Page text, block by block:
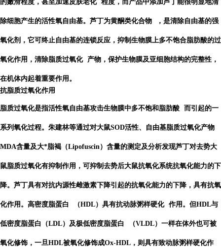
的嫩滑程度，甚至加速皮肤老化 程度，而产品中添加芦丁能很明显地清
除细胞产生的活性氧自由基。芦丁为黄酮类化合物 ，是清除自由基的强
氧化剂，它可终止自由基的连锁反应，抑制生物膜上多不饱合脂肪酸的过
氧化作用，清除脂质过氧化 产物，保护生物膜及亚细胞结构的完整性，
在机体内起着重要作用。
抗脂质过氧化作用
脂质过氧化是指活性氧自由基攻击生物膜中多不饱和脂肪酸 而引起的一
系列氧化过程。朱建林等通过对大鼠SOD活性、自由基脂质过氧化产物
MDA含量及大*脂褐（Lipofuscin）含量的测定及分析发现芦丁对去势大
鼠脂质过氧化有抑制作用，可抑制去势后大鼠抗氧化系统抗氧化能力的下
降。芦丁具有对抗内源性雌激素下降引起的抗氧化能力的下降，具有抗氧
化作用。 高密度脂蛋白 （HDL）具有抗动脉粥样硬化 作用。但HDL与
低密度脂蛋白（LDL）及极低密度脂蛋白 （VLDL）一样在体外也可被
氧化修饰，一旦HDL被氧化修饰成Ox-HDL，则具有致动脉粥样硬化作